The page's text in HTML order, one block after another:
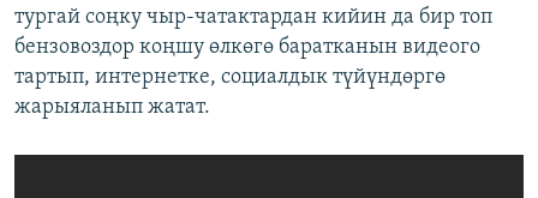
тургай соңку чыр-чатактардан кийин да бир топ
бензовоздор коңшу өлкөгө баратканын видеого
тартып, интернетке, социалдык түйүндөргө
жарыяланып жатат.